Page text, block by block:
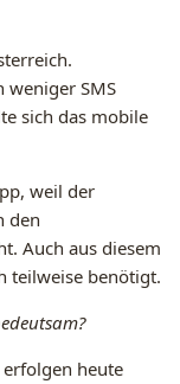
weniger SMS
sich das mobile
weil der
den
Auch aus diesem
teilweise benötigt.
heute